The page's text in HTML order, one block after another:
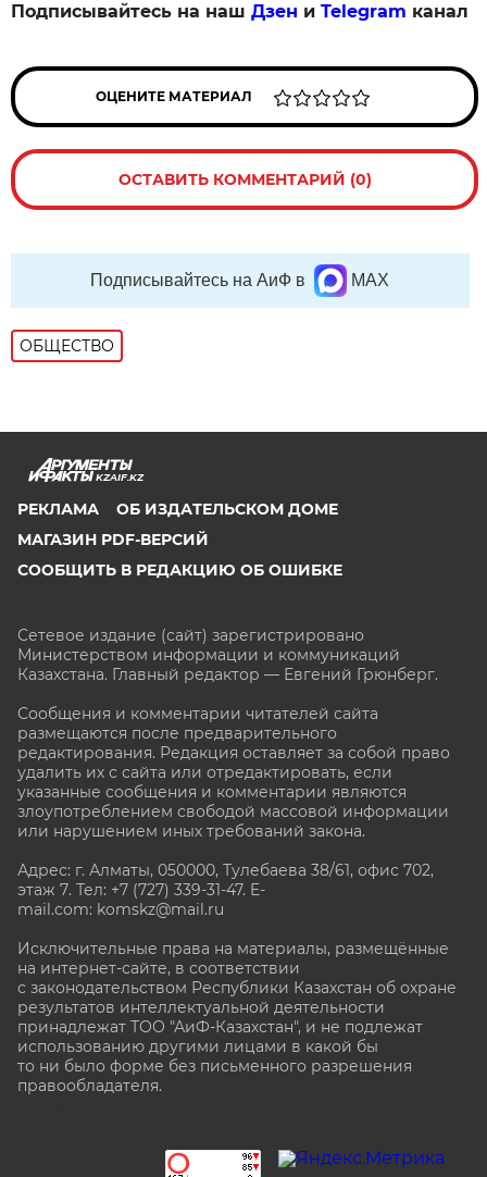
Подписывайтесь на нашДзен иTelegram канал
ОЦЕНИТЕ МАТЕРИАЛ
ОСТАВИТЬ КОММЕНТАРИЙ (0)
Подписывайтесь на АиФ в MAX
ОБЩЕСТВО
KZAIF.KZ
РЕКЛАМА
ОБ ИЗДАТЕЛЬСКОМ ДОМЕ
МАГАЗИН PDF-ВЕРСИЙ
СООБЩИТЬ В РЕДАКЦИЮ ОБ ОШИБКЕ
Сетевое издание (сайт) зарегистрировано
Министерством информации и коммуникаций
Казахстана. Главный редактор — Евгений Грюнберг.
Сообщения и комментарии читателей сайта
размещаются после предварительного
редактирования. Редакция оставляет за собой право
удалить их с сайта или отредактировать, если
указанные сообщения и комментарии являются
злоупотреблением свободой массовой информации
или нарушением иных требований закона.
Адрес: г. Алматы, 050000, Тулебаева 38/61, офис 702,
этаж 7. Тел: +7 (727) 339-31-47. E-
mail.com: komskz@mail.ru
Исключительные права на материалы, размещённые
на интернет-сайте, в соответствии
с законодательством Республики Казахстан об охране
результатов интеллектуальной деятельности
принадлежат ТОО "АиФ-Казахстан", и не подлежат
использованию другими лицами в какой бы
то ни было форме без письменного разрешения
правообладателя.